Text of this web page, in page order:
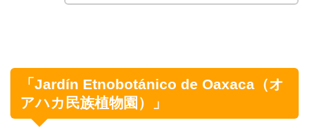
「Jardín Etnobotánico de Oaxaca（オ
アハカ民族植物園）」